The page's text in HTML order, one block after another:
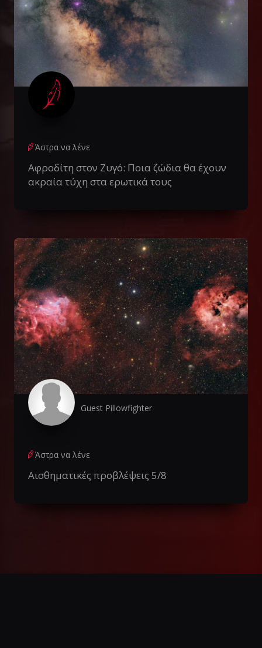
Άστρα να λένε
Αφροδίτη στον Ζυγό: Ποια ζώδια θα έχουν
ακραία τύχη στα ερωτικά τους
Guest Pillowfighter
Άστρα να λένε
Αισθηματικές προβλέψεις 5/8